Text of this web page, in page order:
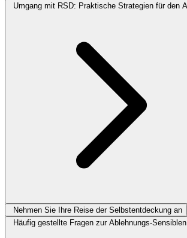
Umgang mit RSD: Praktische Strategien für den
Nehmen Sie Ihre Reise der Selbstentdeckung an
Häufig gestellte Fragen zur Ablehnungs-